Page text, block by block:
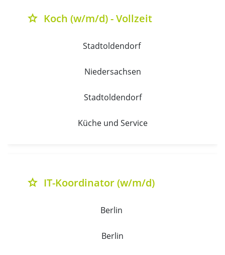
grade Koch (w/m/d) - Vollzeit
Stadtoldendorf
Niedersachsen
Stadtoldendorf
Küche und Service
grade IT-Koordinator (w/m/d)
Berlin
Berlin